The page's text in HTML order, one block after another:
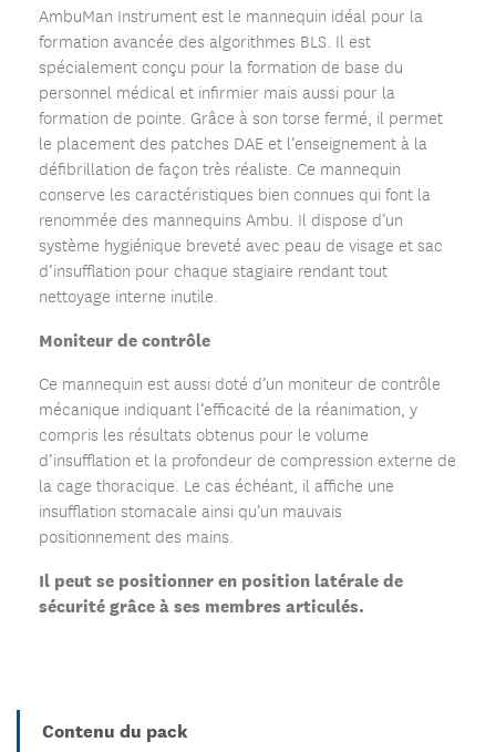
AmbuMan Instrument est le mannequin idéal pour la
formation avancée des algorithmes BLS. Il est
spécialement conçu pour la formation de base du
personnel médical et infirmier mais aussi pour la
formation de pointe. Grâce à son torse fermé, il permet
le placement des patches DAE et l’enseignement à la
défibrillation de façon très réaliste. Ce mannequin
conserve les caractéristiques bien connues qui font la
renommée des mannequins Ambu. Il dispose d’un
système hygiénique breveté avec peau de visage et sac
d’insufflation pour chaque stagiaire rendant tout
nettoyage interne inutile.
Moniteur de contrôle
Ce mannequin est aussi doté d’un moniteur de contrôle
mécanique indiquant l’efficacité de la réanimation, y
compris les résultats obtenus pour le volume
d’insufflation et la profondeur de compression externe de
la cage thoracique. Le cas échéant, il affiche une
insufflation stomacale ainsi qu’un mauvais
positionnement des mains.
Il peut se positionner en position latérale de
sécurité grâce à ses membres articulés.
Contenu du pack